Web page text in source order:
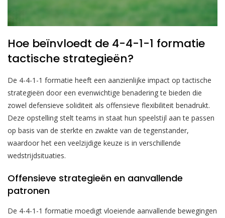
Hoe beïnvloedt de 4-4-1-1 formatie
tactische strategieën?
De 4-4-1-1 formatie heeft een aanzienlijke impact op tactische
strategieën door een evenwichtige benadering te bieden die
zowel defensieve soliditeit als offensieve flexibiliteit benadrukt.
Deze opstelling stelt teams in staat hun speelstijl aan te passen
op basis van de sterkte en zwakte van de tegenstander,
waardoor het een veelzijdige keuze is in verschillende
wedstrijdsituaties.
Offensieve strategieën en aanvallende
patronen
De 4-4-1-1 formatie moedigt vloeiende aanvallende bewegingen